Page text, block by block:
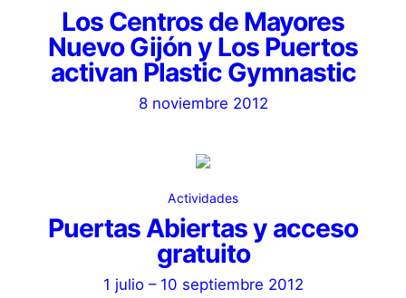
Los Centros de Mayores
Nuevo Gijón y Los Puertos
activan Plastic Gymnastic
8 noviembre 2012
Actividades
Puertas Abiertas y acceso
gratuito
1 julio – 10 septiembre 2012